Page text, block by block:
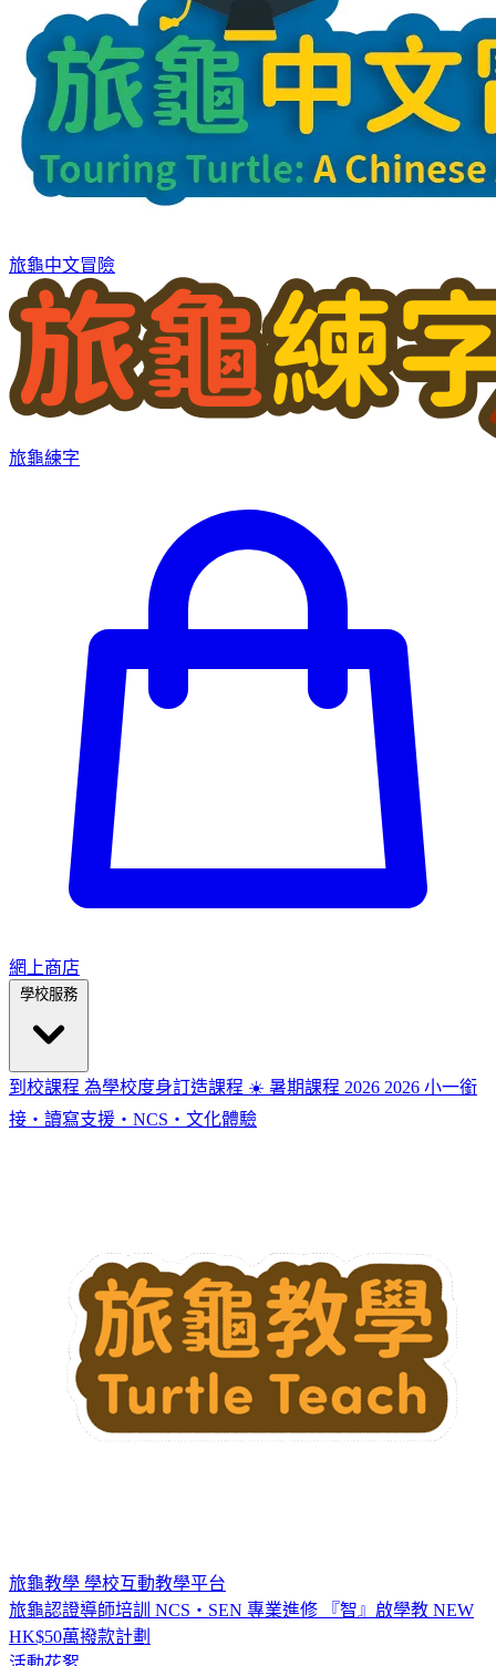
旅龜中文冒險
旅龜練字
網上商店
學校服務
到校課程 為學校度身訂造課程 ☀️ 暑期課程 2026 2026 小一銜
接・讀寫支援・NCS・文化體驗
旅龜教學 學校互動教學平台
旅龜認證導師培訓
NCS・SEN 專業進修 『智』啟學教 NEW
HK$50萬撥款計劃